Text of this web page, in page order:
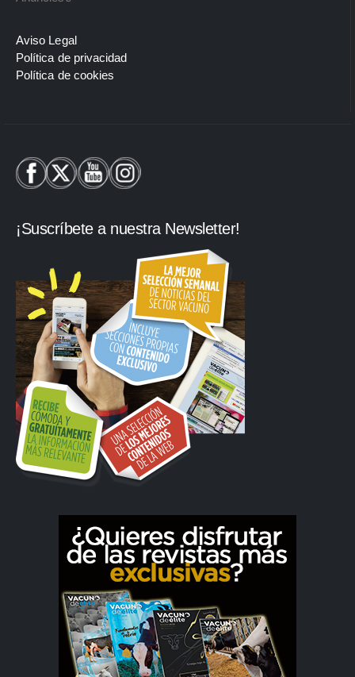
Aviso Legal
Política de privacidad
Política de cookies
¡Suscríbete a nuestra Newsletter!